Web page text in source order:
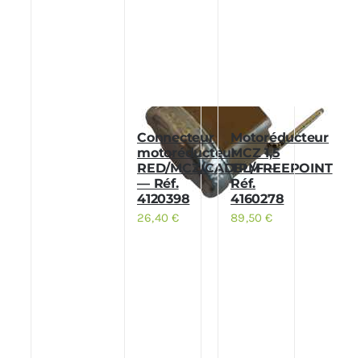
Connecteur
motoréducteur
RED/MCZ/CADEL/FREEPOINT
— Réf.
4120398
26,40€
Motoréducteur
MCZ 1,5
TPM —
Réf.
4160278
89,50€